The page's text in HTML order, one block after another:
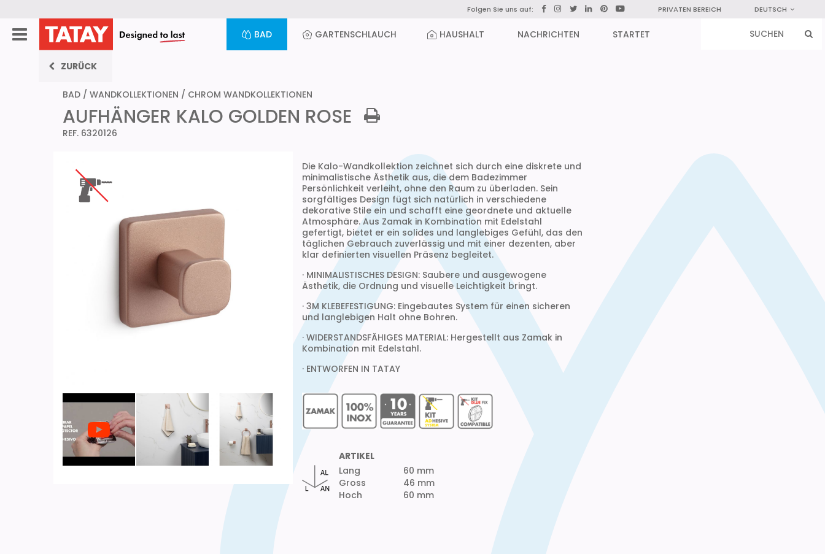
Folgen Sie uns auf: PRIVATEN BEREICH DEUTSCH
BAD GARTENSCHLAUCH HAUSHALT NACHRICHTEN STARTET
ZURÜCK
BAD / WANDKOLLEKTIONEN / CHROM WANDKOLLEKTIONEN
AUFHÄNGER KALO GOLDEN ROSE
REF. 6320126
Die Kalo-Wandkollektion zeichnet sich durch eine diskrete und
minimalistische Ästhetik aus, die dem Badezimmer
Persönlichkeit verleiht, ohne den Raum zu überladen. Sein
sorgfältiges Design fügt sich natürlich in verschiedene
dekorative Stile ein und schafft eine geordnete und aktuelle
Atmosphäre. Aus Zamak in Kombination mit Edelstahl
gefertigt, bietet er ein solides und langlebiges Gefühl, das den
täglichen Gebrauch zuverlässig und mit einer dezenten, aber
klar definierten visuellen Präsenz begleitet.
· MINIMALISTISCHES DESIGN: Saubere und ausgewogene
Ästhetik, die Ordnung und visuelle Leichtigkeit bringt.
· 3M KLEBEFESTIGUNG: Eingebautes System für einen sicheren
und langlebigen Halt ohne Bohren.
· WIDERSTANDSFÄHIGES MATERIAL: Hergestellt aus Zamak in
Kombination mit Edelstahl.
· ENTWORFEN IN TATAY
ARTIKEL
Lang
Gross
Hoch
60 mm
46 mm
60 mm